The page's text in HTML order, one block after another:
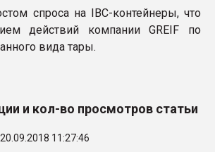
спроса на IBC-контейнеры, что
действий компании GREIF по
вида тары.
и кол-во просмотров статьи
11:27:46